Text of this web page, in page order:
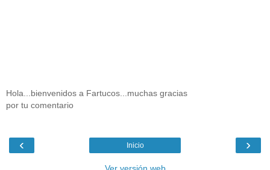
Hola...bienvenidos a Fartucos...muchas gracias
por tu comentario
‹ ›
Inicio